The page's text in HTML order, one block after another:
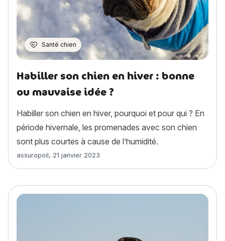
Santé chien
Habiller son chien en hiver : bonne
ou mauvaise idée ?
Habiller son chien en hiver, pourquoi et pour qui ? En
période hivernale, les promenades avec son chien
sont plus courtes à cause de l’humidité.
Article rédigé par
assuropoil, 21 janvier 2023